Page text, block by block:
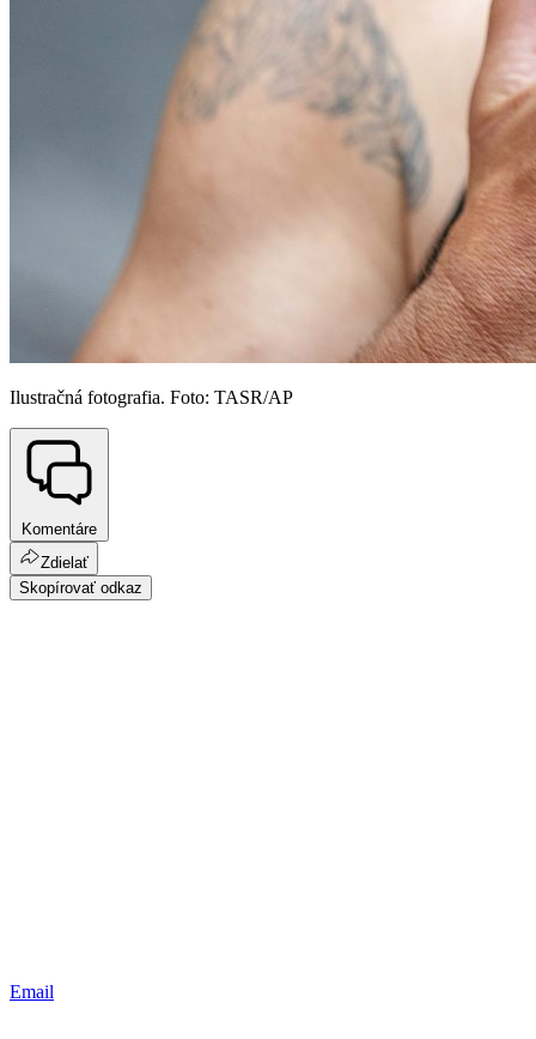
Ilustračná fotografia. Foto: TASR/AP
Komentáre
Zdielať
Skopírovať odkaz
Email